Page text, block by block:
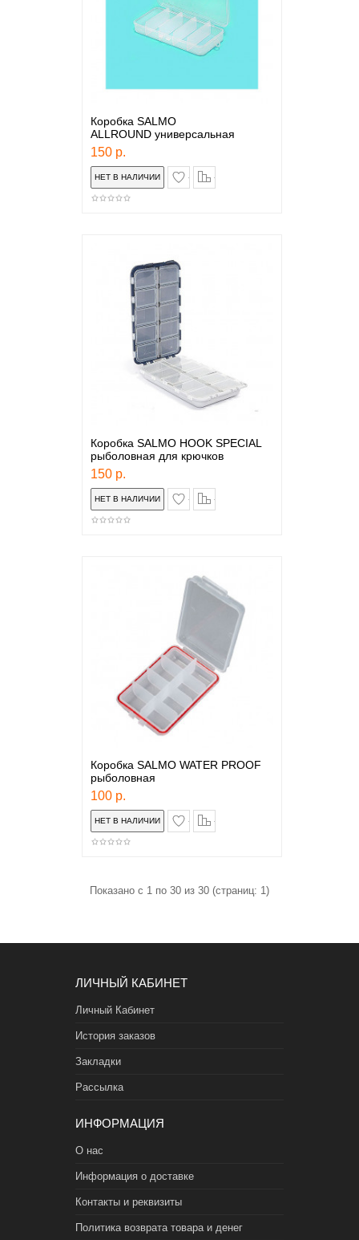
Коробка SALMO
ALLROUND универсальная
150 р.
в закладки
Коробка SALMO HOOK SPECIAL
рыболовная для крючков
150 р.
в закладки
Коробка SALMO WATER PROOF
рыболовная
100 р.
в закладки
Показано с 1 по 30 из 30 (страниц: 1)
ЛИЧНЫЙ КАБИНЕТ
Личный Кабинет
История заказов
Закладки
Рассылка
ИНФОРМАЦИЯ
О нас
Информация о доставке
Контакты и реквизиты
Политика возврата товара и денег